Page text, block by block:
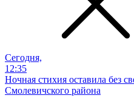
Сегодня,
12:35
Ночная стихия оставила без
Смолевичского района